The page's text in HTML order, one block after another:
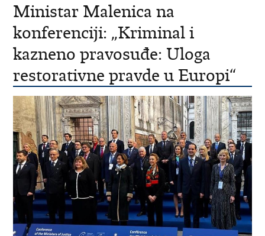
Ministar Malenica na
konferenciji: „Kriminal i
kazneno pravosuđe: Uloga
restorativne pravde u Europi“